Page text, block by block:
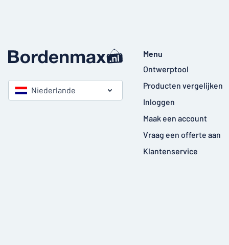
Niederlande
Menu
Ontwerptool
Producten vergelijken
Inloggen
Maak een account
Vraag een offerte aan
Klantenservice